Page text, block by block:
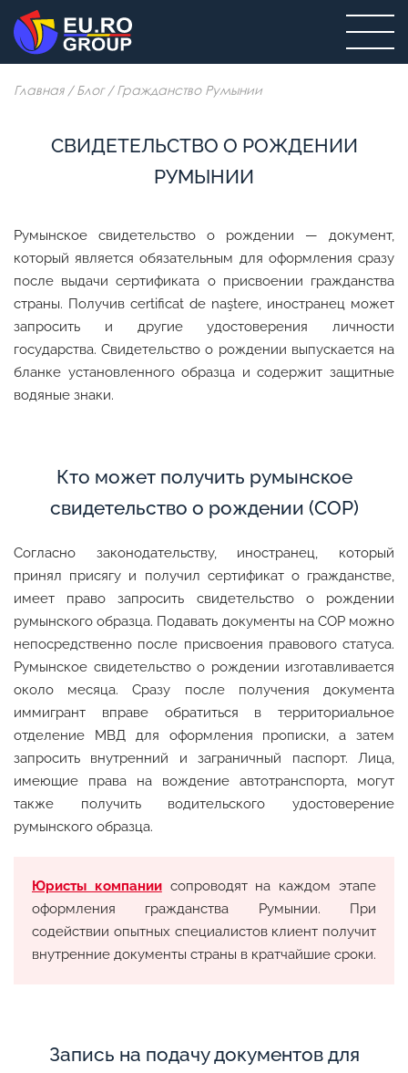
Главная / Блог / Гражданство Румынии
СВИДЕТЕЛЬСТВО О РОЖДЕНИИ
РУМЫНИИ
Румынское свидетельство о рождении — документ,
который является обязательным для оформления сразу
после выдачи сертификата о присвоении гражданства
страны. Получив certificat de naştere, иностранец может
запросить и другие удостоверения личности
государства. Свидетельство о рождении выпускается на
бланке установленного образца и содержит защитные
водяные знаки.
Кто может получить румынское
свидетельство о рождении (СОР)
Согласно законодательству, иностранец, который
принял присягу и получил сертификат о гражданстве,
имеет право запросить свидетельство о рождении
румынского образца. Подавать документы на СОР можно
непосредственно после присвоения правового статуса.
Румынское свидетельство о рождении изготавливается
около месяца. Сразу после получения документа
иммигрант вправе обратиться в территориальное
отделение МВД для оформления прописки, а затем
запросить внутренний и заграничный паспорт. Лица,
имеющие права на вождение автотранспорта, могут
также получить водительского удостоверение
румынского образца.
Юристы компаниисопроводят на каждом этапе
оформления гражданства Румынии. При
содействии опытных специалистов клиент получит
внутренние документы страны в кратчайшие сроки.
Запись на подачу документов для